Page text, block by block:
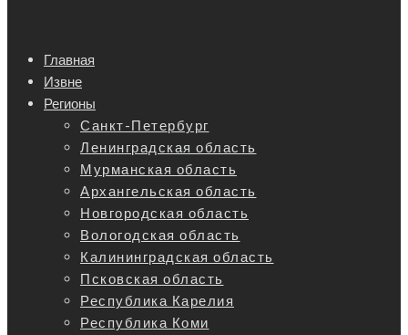
Главная
Извне
Регионы
Санкт-Петербург
Ленинградская область
Мурманская область
Архангельская область
Новгородская область
Вологодская область
Калининградская область
Псковская область
Республика Карелия
Республика Коми